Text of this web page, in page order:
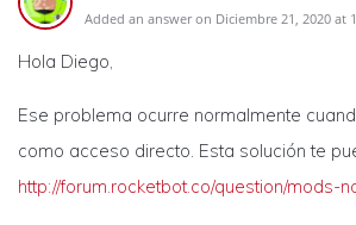
Added an answer on Diciembre 21, 2020 at
Hola Diego,
Ese problema ocurre normalmente
como acceso directo. Esta solución te
http://forum.rocketbot.co/question/mods-